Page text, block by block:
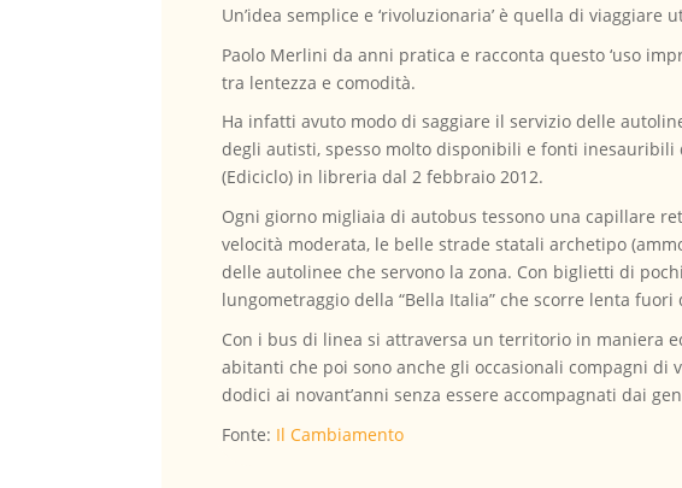
Un’idea semplice e ‘rivoluzionaria’ è quella di
Paolo Merlini da anni pratica e racconta questo ‘uso
tra lentezza e comodità.
Ha infatti avuto modo di saggiare il servizio delle
degli autisti, spesso molto disponibili e fonti
(Ediciclo) in libreria dal 2 febbraio 2012.
Ogni giorno migliaia di autobus tessono una capillare
velocità moderata, le belle strade statali archetipo
delle autolinee che servono la zona. Con biglietti di
lungometraggio della “Bella Italia” che scorre lenta
Con i bus di linea si attraversa un territorio in maniera
abitanti che poi sono anche gli occasionali compagni
dodici ai novant’anni senza essere accompagnati dai
Fonte: Il Cambiamento